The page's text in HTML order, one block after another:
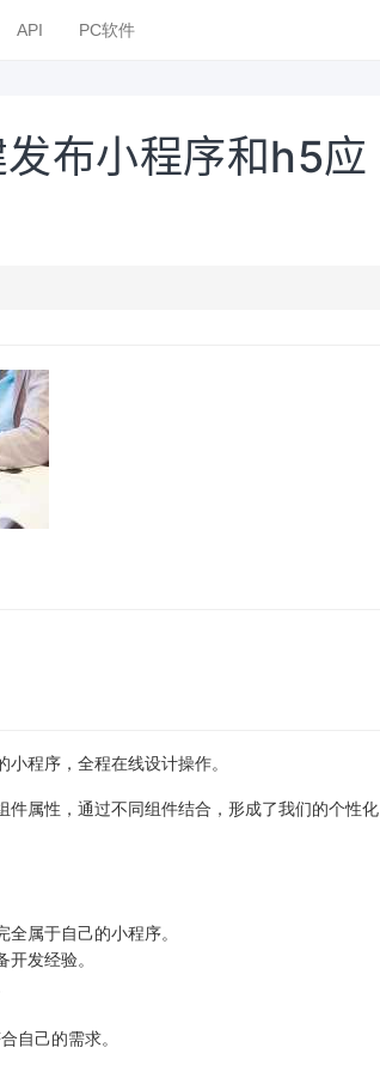
API PC软件
布小程序和h5应
程序，全程在线设计操作。
属性，通过不同组件结合，形成了我们的个性化
属于自己的小程序。
发经验。
自己的需求。